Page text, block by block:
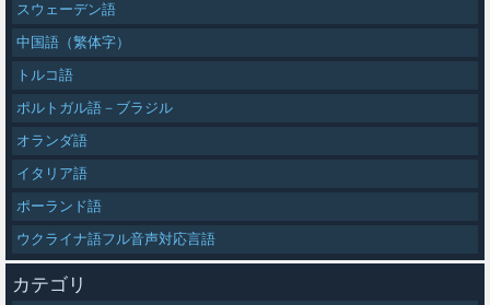
スウェーデン語
中国語（繁体字）
トルコ語
ポルトガル語－ブラジル
オランダ語
イタリア語
ポーランド語
ウクライナ語フル音声対応言語
カテゴリ